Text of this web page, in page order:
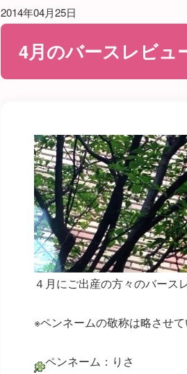
2014年04月25日
4月のバースレビ
４月にご出産の方々のバース
※ペンネームの敬称は略させて
ペンネーム：りさ